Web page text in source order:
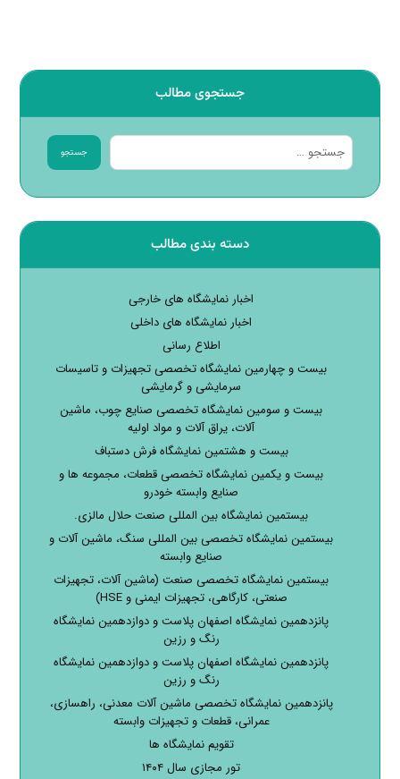
جستجوی مطالب
جستجو
دسته بندی مطالب
اخبار نمایشگاه های خارجی
اخبار نمایشگاه های داخلی
اطلاع رسانی
بیست و چهارمین نمایشگاه تخصصی تجهیزات و تاسیسات
سرمایشی و گرمایشی
بیست و سومین نمایشگاه تخصصی صنایع چوب، ماشین
آلات، یراق آلات و مواد اولیه
بیست و هشتمین نمایشگاه فرش دستباف
بیست و یکمین نمایشگاه تخصصی قطعات، مجموعه ها و
صنایع وابسته خودرو
بیستمین نمایشگاه بین المللی صنعت حلال مالزی.
بیستمین نمایشگاه تخصصی بین المللی سنگ، ماشین آلات و
صنایع وابسته
بیستمین نمایشگاه تخصصی صنعت (ماشین آلات، تجهیزات
صنعتی، کارگاهی، تجهیزات ایمنی و HSE)
پانزدهمین نمایشگاه اصفهان پلاست و دوازدهمین نمایشگاه
رنگ و رزین
پانزدهمین نمایشگاه اصفهان پلاست و دوازدهمین نمایشگاه
رنگ و رزین
پانزدهمین نمایشگاه تخصصی ماشین آلات معدنی، راهسازی،
عمرانی، قطعات و تجهیزات وابسته
تقویم نمایشگاه ها
تور مجازی سال ۱۴۰۴